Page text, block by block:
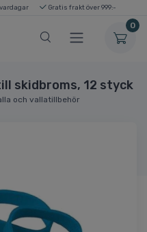
Gratis frakt över 999:-
0
skidbroms, 12 styck
och vallatillbehör